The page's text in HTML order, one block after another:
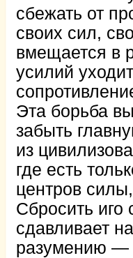
сбежать от
своих сил,
вмещается в
усилий
Эта борьба
забыть
из
где есть
центров
Сбросить
сдавливает
разумению —